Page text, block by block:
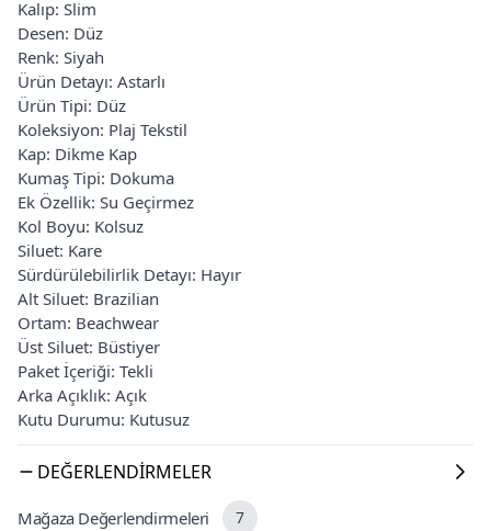
Kalıp: Slim
Desen: Düz
Renk: Siyah
Ürün Detayı: Astarlı
Ürün Tipi: Düz
Koleksiyon: Plaj Tekstil
Kap: Dikme Kap
Kumaş Tipi: Dokuma
Ek Özellik: Su Geçirmez
Kol Boyu: Kolsuz
Siluet: Kare
Sürdürülebilirlik Detayı: Hayır
Alt Siluet: Brazilian
Ortam: Beachwear
Üst Siluet: Büstiyer
Paket İçeriği: Tekli
Arka Açıklık: Açık
Kutu Durumu: Kutusuz
DEĞERLENDIRMELER
Mağaza Değerlendirmeleri 7